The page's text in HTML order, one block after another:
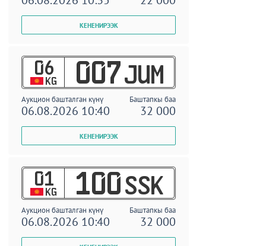
06
KG 007 JUM
Аукцион башталган күнү Баштапкы баа
06.08.2026 10:40 32 000
01
KG 100 SSK
Аукцион башталган күнү Баштапкы баа
06.08.2026 10:40 32 000